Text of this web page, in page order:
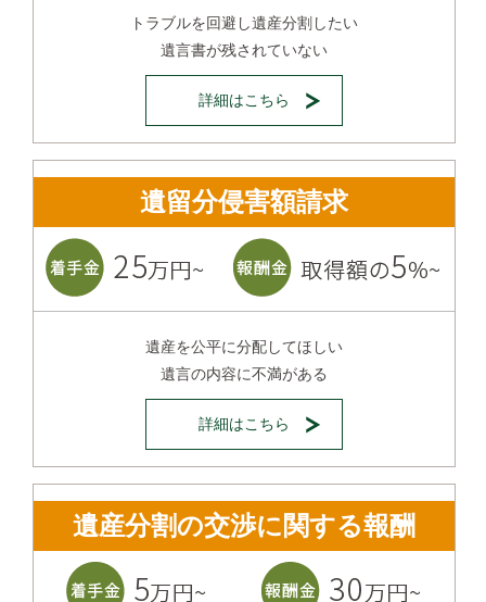
トラブルを回避し遺産分割したい
遺言書が残されていない
詳細はこちら
遺留分侵害額請求
遺産を公平に分配してほしい
遺言の内容に不満がある
詳細はこちら
遺産分割の交渉に関する報酬